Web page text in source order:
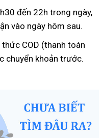
đến 22h trong ngày,
vào ngày hôm sau.
COD (thanh toán
chuyển khoản trước.